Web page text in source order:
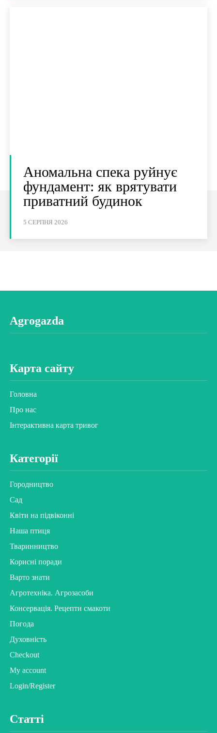
Аномальна спека руйнує
фундамент: як врятувати
приватний будинок
5 СЕРПНЯ 2026
Agrogazda
Карта сайту
Головна
Про нас
Інтерактивна карта тривог
Категорії
Городництво
Сад
Квіти на підвіконні
Наша птиця
Тваринництво
Корисні поради
Варто знати
Агротехніка. Агрозасоби
Консервація. Рецепти смакоти
Погода
Духовність
Checkout
My account
Login/Register
Статті